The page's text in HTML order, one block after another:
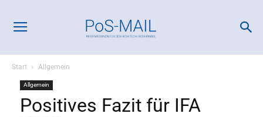
Start Allgemein
Allgemein
Positives Fazit für IFA